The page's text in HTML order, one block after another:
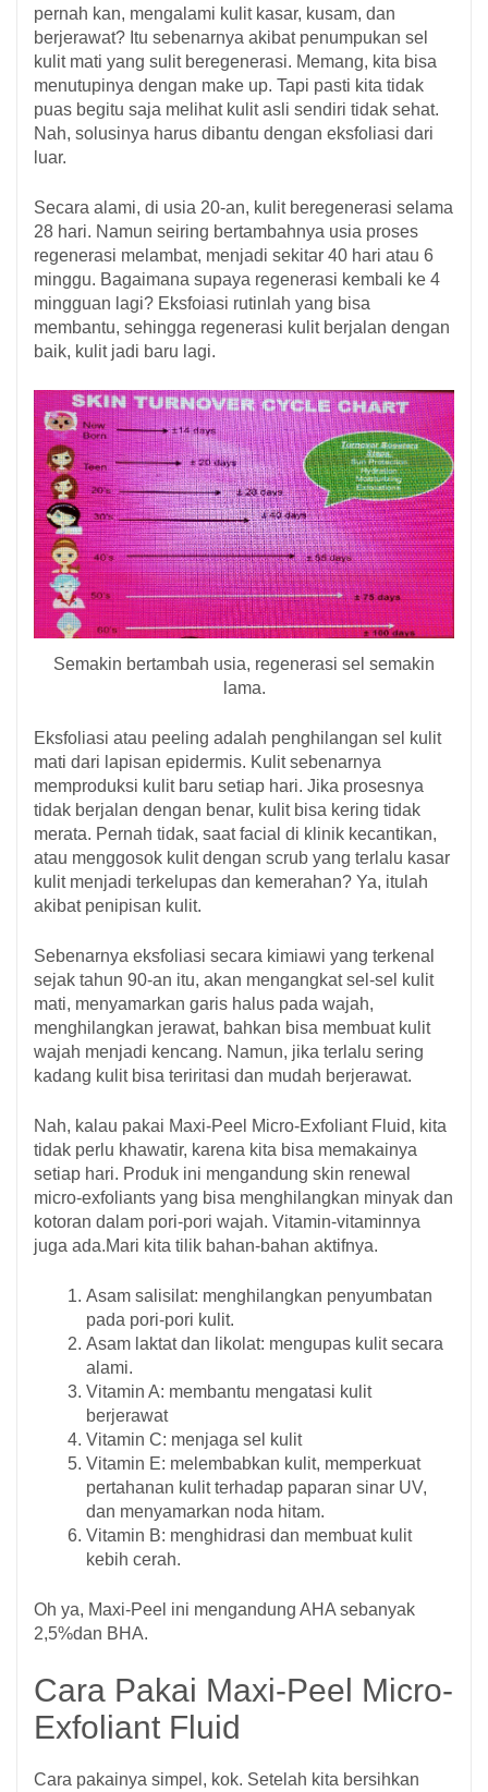
pernah kan, mengalami kulit kasar, kusam, dan
berjerawat? Itu sebenarnya akibat penumpukan sel
kulit mati yang sulit beregenerasi. Memang, kita bisa
menutupinya dengan make up. Tapi pasti kita tidak
puas begitu saja melihat kulit asli sendiri tidak sehat.
Nah, solusinya harus dibantu dengan eksfoliasi dari
luar.
Secara alami, di usia 20-an, kulit beregenerasi selama
28 hari. Namun seiring bertambahnya usia proses
regenerasi melambat, menjadi sekitar 40 hari atau 6
minggu. Bagaimana supaya regenerasi kembali ke 4
mingguan lagi? Eksfoiasi rutinlah yang bisa
membantu, sehingga regenerasi kulit berjalan dengan
baik, kulit jadi baru lagi.
Semakin bertambah usia, regenerasi sel semakin
lama.
Eksfoliasi atau peeling adalah penghilangan sel kulit
mati dari lapisan epidermis. Kulit sebenarnya
memproduksi kulit baru setiap hari. Jika prosesnya
tidak berjalan dengan benar, kulit bisa kering tidak
merata. Pernah tidak, saat facial di klinik kecantikan,
atau menggosok kulit dengan scrub yang terlalu kasar
kulit menjadi terkelupas dan kemerahan? Ya, itulah
akibat penipisan kulit.
Sebenarnya eksfoliasi secara kimiawi yang terkenal
sejak tahun 90-an itu, akan mengangkat sel-sel kulit
mati, menyamarkan garis halus pada wajah,
menghilangkan jerawat, bahkan bisa membuat kulit
wajah menjadi kencang. Namun, jika terlalu sering
kadang kulit bisa teriritasi dan mudah berjerawat.
Nah, kalau pakai Maxi-Peel Micro-Exfoliant Fluid, kita
tidak perlu khawatir, karena kita bisa memakainya
setiap hari. Produk ini mengandung skin renewal
micro-exfoliants yang bisa menghilangkan minyak dan
kotoran dalam pori-pori wajah. Vitamin-vitaminnya
juga ada.Mari kita tilik bahan-bahan aktifnya.
Asam salisilat: menghilangkan penyumbatan
pada pori-pori kulit.
Asam laktat dan likolat: mengupas kulit secara
alami.
Vitamin A: membantu mengatasi kulit
berjerawat
Vitamin C: menjaga sel kulit
Vitamin E: melembabkan kulit, memperkuat
pertahanan kulit terhadap paparan sinar UV,
dan menyamarkan noda hitam.
Vitamin B: menghidrasi dan membuat kulit
kebih cerah.
Oh ya, Maxi-Peel ini mengandung AHA sebanyak
2,5%dan BHA.
Cara Pakai Maxi-Peel Micro-
Exfoliant Fluid
Cara pakainya simpel, kok. Setelah kita bersihkan